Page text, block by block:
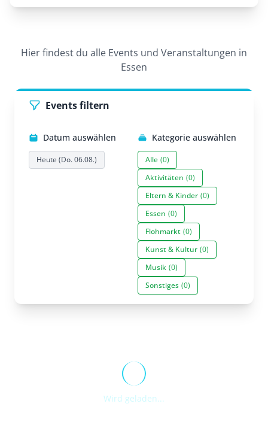
Hier findest du alle Events und Veranstaltungen in
Essen
Events filtern
Datum auswählen
Heute (Do. 06.08.)
Kategorie auswählen
Alle (0)
Aktivitäten (0)
Eltern & Kinder (0)
Essen (0)
Flohmarkt (0)
Kunst & Kultur (0)
Musik (0)
Sonstiges (0)
Wird geladen...